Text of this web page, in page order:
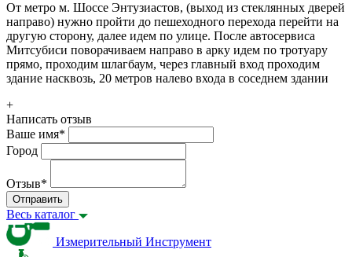
От метро м. Шоссе Энтузиастов, (выход из стеклянных дверей
направо) нужно пройти до пешеходного перехода перейти на
другую сторону, далее идем по улице. После автосервиса
Митсубиси поворачиваем направо в арку идем по тротуару
прямо, проходим шлагбаум, через главный вход проходим
здание насквозь, 20 метров налево входа в соседнем здании
+
Написать отзыв
Ваше имя*
Город
Отзыв*
Отправить
Весь каталог
Измерительный Инструмент